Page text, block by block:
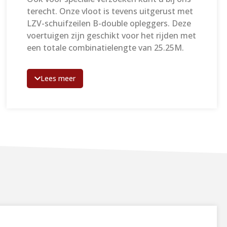
terecht. Onze vloot is tevens uitgerust met
LZV-schuifzeilen B-double opleggers. Deze
voertuigen zijn geschikt voor het rijden met
een totale combinatielengte van 25.25M.
Een B-Double, of tussen-oplegger, is de
ideale oplossing om LZV te rijden met
standaard trekkers en 13.600mm opleggers.
Lees meer